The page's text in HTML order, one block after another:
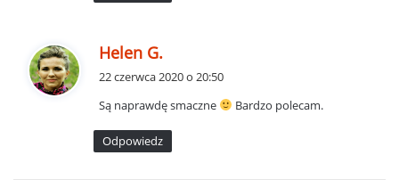
Helen G.
z
e
:
22 czerwca 2020 o 20:50
Są naprawdę smaczne
Bardzo polecam.
Odpowiedz